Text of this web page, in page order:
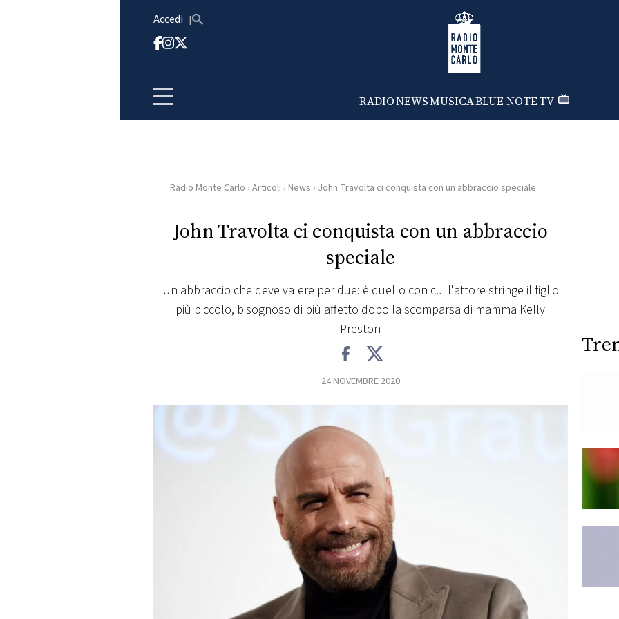
Accedi Radio Monte Carlo
RADIONEWSMUSICABLUE NOTETV
HOME
RADIO
RADIO
FOTO
CONCORSI
Radio Monte Carlo › Articoli › News › John Travolta ci conquista con un abbraccio speciale
John Travolta ci conquista con un abbraccio
speciale
Un abbraccio che deve valere per due: è quello con cui l'attore stringe il figlio
più piccolo, bisognoso di più affetto dopo la scomparsa di mamma Kelly
Preston
24 NOVEMBRE 2020